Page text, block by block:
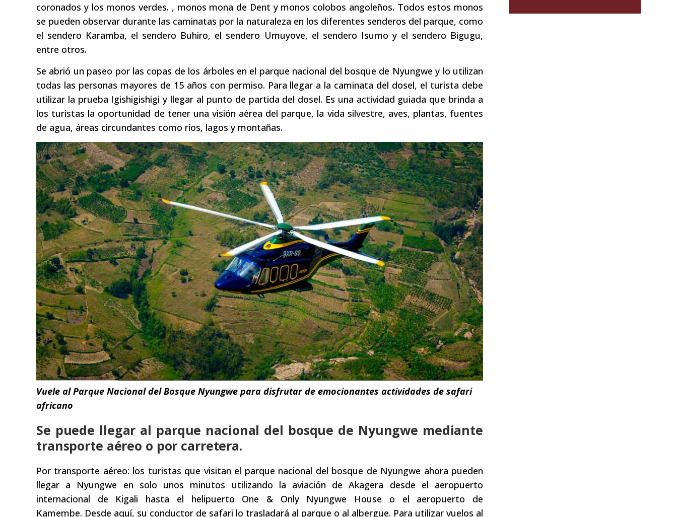
coronados y los monos verdes. , monos mona de Dent y monos colobos angoleños. Todos estos monos
se pueden observar durante las caminatas por la naturaleza en los diferentes senderos del parque, como
el sendero Karamba, el sendero Buhiro, el sendero Umuyove, el sendero Isumo y el sendero Bigugu,
entre otros.
Se abrió un paseo por las copas de los árboles en el parque nacional del bosque de Nyungwe y lo utilizan
todas las personas mayores de 15 años con permiso. Para llegar a la caminata del dosel, el turista debe
utilizar la prueba Igishigishigi y llegar al punto de partida del dosel. Es una actividad guiada que brinda a
los turistas la oportunidad de tener una visión aérea del parque, la vida silvestre, aves, plantas, fuentes
de agua, áreas circundantes como ríos, lagos y montañas.
Vuele al Parque Nacional del Bosque Nyungwe para disfrutar de emocionantes actividades de safari
africano
Se puede llegar al parque nacional del bosque de Nyungwe mediante
transporte aéreo o por carretera.
Por transporte aéreo: los turistas que visitan el parque nacional del bosque de Nyungwe ahora pueden
llegar a Nyungwe en solo unos minutos utilizando la aviación de Akagera desde el aeropuerto
internacional de Kigali hasta el helipuerto One & Only Nyungwe House o el aeropuerto de
Kamembe. Desde aquí, su conductor de safari lo trasladará al parque o al albergue. Para utilizar vuelos al